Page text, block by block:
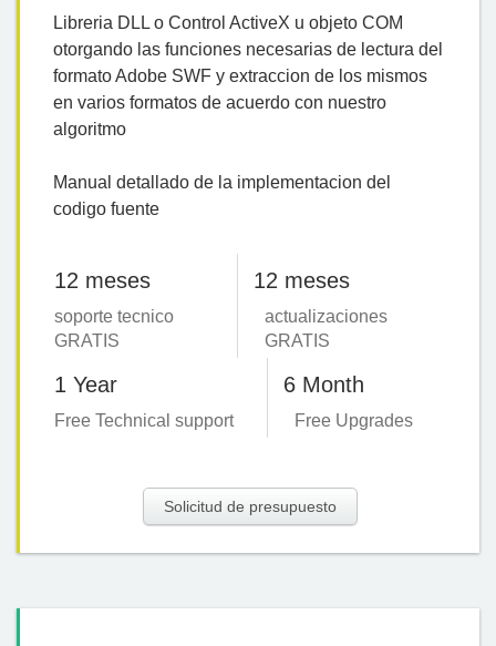
Libreria DLL o Control ActiveX u objeto COM
otorgando las funciones necesarias de lectura del
formato Adobe SWF y extraccion de los mismos
en varios formatos de acuerdo con nuestro
algoritmo
Manual detallado de la implementacion del
codigo fuente
12 meses 12 meses
soporte tecnico
GRATIS
actualizaciones
GRATIS
1 Year 6 Month
Free Technical support Free Upgrades
Solicitud de presupuesto